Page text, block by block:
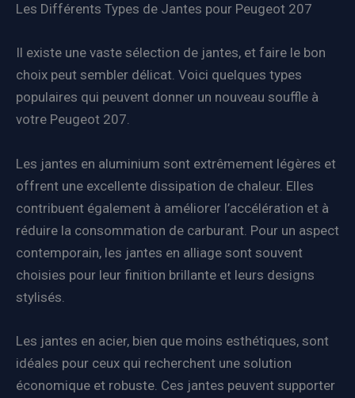
Les Différents Types de Jantes pour Peugeot 207
Il existe une vaste sélection de jantes, et faire le bon
choix peut sembler délicat. Voici quelques types
populaires qui peuvent donner un nouveau souffle à
votre Peugeot 207.
Les jantes en aluminium sont extrêmement légères et
offrent une excellente dissipation de chaleur. Elles
contribuent également à améliorer l’accélération et à
réduire la consommation de carburant. Pour un aspect
contemporain, les jantes en alliage sont souvent
choisies pour leur finition brillante et leurs designs
stylisés.
Les jantes en acier, bien que moins esthétiques, sont
idéales pour ceux qui recherchent une solution
économique et robuste. Ces jantes peuvent supporter